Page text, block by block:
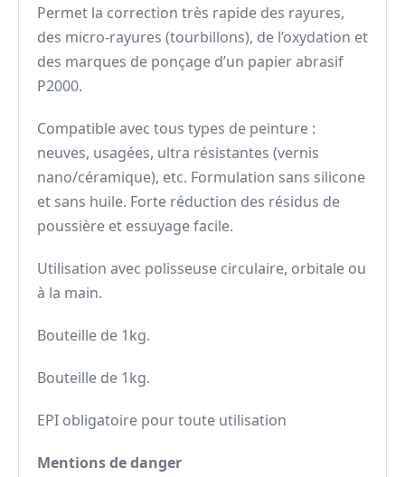
Permet la correction très rapide des rayures,
des micro-rayures (tourbillons), de l’oxydation et
des marques de ponçage d’un papier abrasif
P2000.
Compatible avec tous types de peinture :
neuves, usagées, ultra résistantes (vernis
nano/céramique), etc. Formulation sans silicone
et sans huile. Forte réduction des résidus de
poussière et essuyage facile.
Utilisation avec polisseuse circulaire, orbitale ou
à la main.
Bouteille de 1kg.
Bouteille de 1kg.
EPI obligatoire pour toute utilisation
Mentions de danger